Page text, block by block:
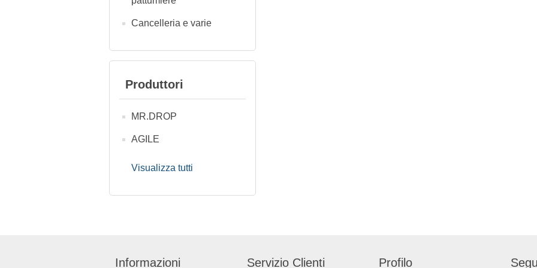
Cancelleria e varie
Produttori
MR.DROP
AGILE
Visualizza tutti
Informazioni Servizio Clienti Profilo